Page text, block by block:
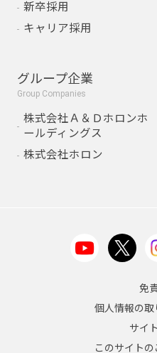
新卒採用
キャリア採用
グループ企業
Group Companies
株式会社Ａ＆Ｄホロンホ
ールディングス
株式会社ホロン
免
個人情報の取
サイ
このサイト